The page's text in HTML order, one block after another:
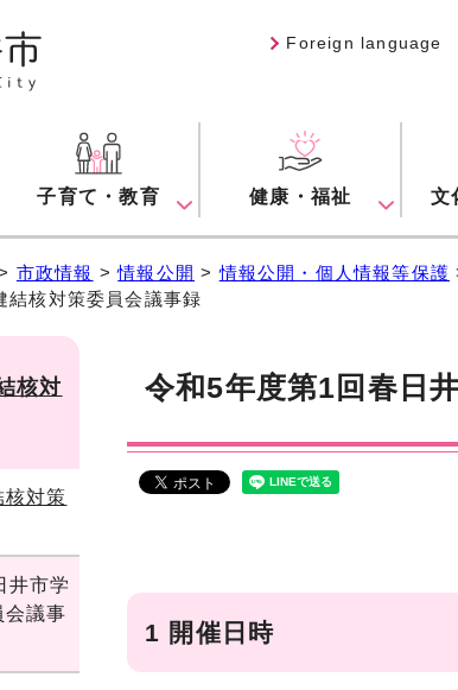
Foreign language
子育て・教育 健康・福祉 文
市政情報 >情報公開 >情報公開・個人情報等保護
結核対策委員会議事録
令和5年度第1回春日
1 開催日時
核対
核対策
井市学
会議事